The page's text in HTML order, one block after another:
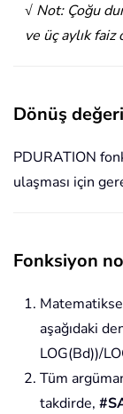
√ Not: Çoğu
ve üç aylık
Dönüş değeri
PDURATION
ulaşması için
Fonksiyon
aşağıdaki
LOG(Bd))/
Tüm
takdirde,